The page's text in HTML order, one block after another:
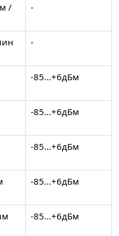
/
-
-
-85...+6дБм
-85...+6дБм
-85...+6дБм
-85...+6дБм
-85...+6дБм